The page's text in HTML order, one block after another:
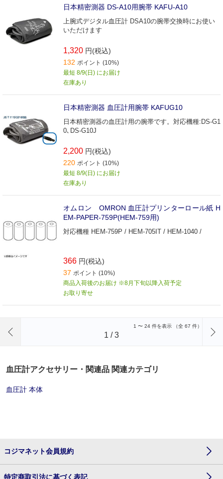
日本精密測器 DS-A10用腕帯 KAFU-A10
上腕式デジタル血圧計 DSA10の腕帯交換時にお使い
いただけます
1,320 円(税込)
132 ポイント (10%)
最短 8/9(日) にお届け
在庫あり
日本精密測器 血圧計用腕帯 KAFUG10
日本精密測器の血圧計用の腕帯です。対応機種:DS-G1
0､DS-G10J
2,200 円(税込)
220 ポイント (10%)
最短 8/9(日) にお届け
在庫あり
オムロン OMRON 血圧計プリンターロール紙 H
EM‐PAPER‐759P(HEM‐759用)
対応機種 HEM-759P / HEM-705IT / HEM-1040 /
366 円(税込)
37 ポイント (10%)
商品入荷後のお届け ※8月下旬以降入荷予定
お取り寄せ
1 〜 24 件を表示 （全 67 件）
1 /3
血圧計アクセサリー・関連品 関連カテゴリ
血圧計 本体
コジマネット会員規約
特定商取引法に基づく表記